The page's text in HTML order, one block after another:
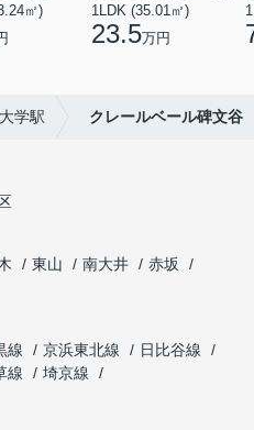
㎡)
1LDK (35.01㎡)
23.5万円
学駅 クレールベール碑文谷
東山 南大井
赤坂
線 京浜東北線
日比谷線
線
埼京線